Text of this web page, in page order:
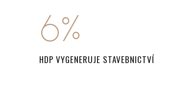
6
7
%
HDP VYGENERUJE STAVEBNICTVÍ